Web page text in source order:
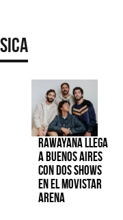
Rawayana llega
a Buenos Aires
con dos shows
en el Movistar
Arena